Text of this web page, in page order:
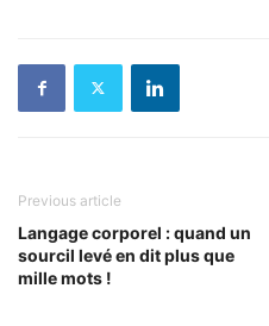
Previous article
Langage corporel : quand un
sourcil levé en dit plus que
mille mots !